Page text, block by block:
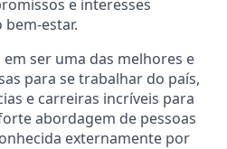
e interesses
estar.
ser uma das melhores e
para se trabalhar do país,
e carreiras incríveis para
abordagem de pessoas
externamente por